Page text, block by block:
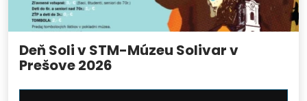
Deň Soli v STM-Múzeu Solivar v
Prešove 2026